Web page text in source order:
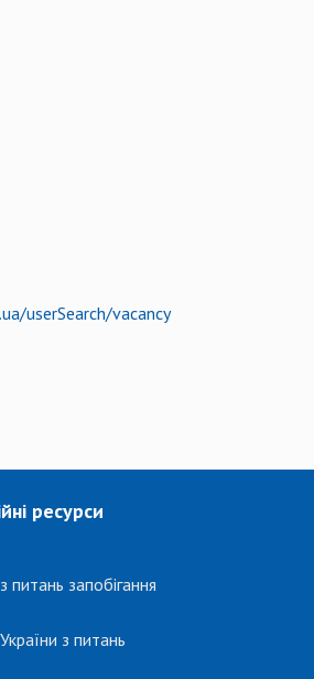
userSearch/vacancy
ресурси
питань запобігання
з питань